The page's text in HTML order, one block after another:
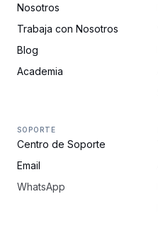
Nosotros
Trabaja con Nosotros
Blog
Academia
SOPORTE
Centro de Soporte
Email
WhatsApp